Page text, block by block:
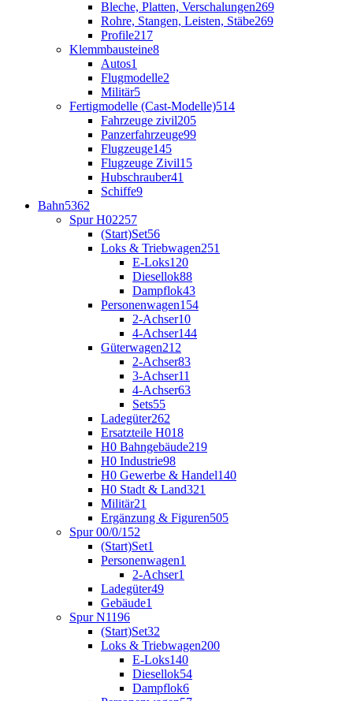
Bleche, Platten, Verschalungen269
Rohre, Stangen, Leisten, Stäbe269
Profile217
Klemmbausteine8
Autos1
Flugmodelle2
Militär5
Fertigmodelle (Cast-Modelle)514
Fahrzeuge zivil205
Panzerfahrzeuge99
Flugzeuge145
Flugzeuge Zivil15
Hubschrauber41
Schiffe9
Bahn5362
Spur H02257
(Start)Set56
Loks & Triebwagen251
E-Loks120
Diesellok88
Dampflok43
Personenwagen154
2-Achser10
4-Achser144
Güterwagen212
2-Achser83
3-Achser11
4-Achser63
Sets55
Ladegüter262
Ersatzteile H018
H0 Bahngebäude219
H0 Industrie98
H0 Gewerbe & Handel140
H0 Stadt & Land321
Militär21
Ergänzung & Figuren505
Spur 00/0/1 52
(Start)Set1
Personenwagen1
2-Achser1
Ladegüter49
Gebäude1
Spur N1196
(Start)Set32
Loks & Triebwagen200
E-Loks140
Diesellok54
Dampflok6